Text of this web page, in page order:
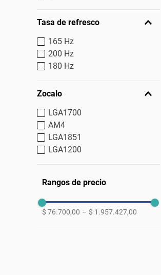
Tasa de refresco
165 Hz
200 Hz
180 Hz
Zocalo
LGA1700
AM4
LGA1851
LGA1200
Rangos de precio
$ 76.700,00 – $ 1.957.427,00